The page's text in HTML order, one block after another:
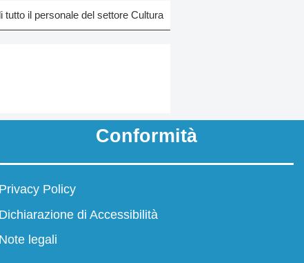
tutto il personale del settore Cultura
Conformità
Privacy Policy
Dichiarazione di Accessibilità
Note legali